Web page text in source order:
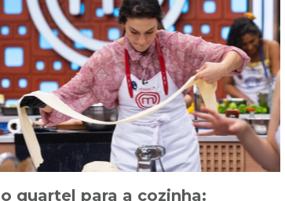
quartel para a cozinha: